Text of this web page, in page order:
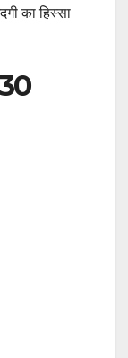
का हिस्सा